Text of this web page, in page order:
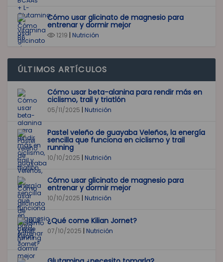
Cómo usar glicinato de magnesio para
entrenar y dormir mejor
1219 | Nutrición
ÚLTIMOS ARTÍCULOS
Cómo usar beta-alanina para rendir más en
ciclismo, trail y triatlón
05/11/2025 | Nutrición
Pastel veleño de guayaba Veleños, la energía
sencilla que funciona en ciclismo y trail
running
10/10/2025 | Nutrición
Cómo usar glicinato de magnesio para
entrenar y dormir mejor
10/10/2025 | Nutrición
¿Qué come Kilian Jornet?
07/10/2025 | Nutrición